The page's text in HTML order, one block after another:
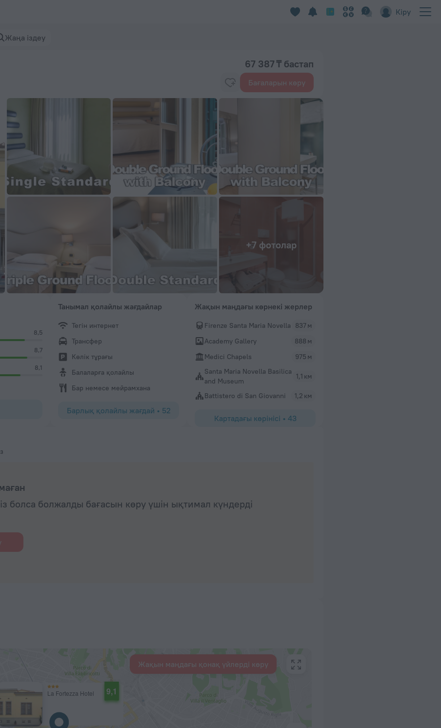
Кіру
Жаңа іздеу
67 387 ₸ бастап
Бағаларын көру
+7 фотолар
8,5
8,7
8,1
Танымал қолайлы жағдайлар
Тегін интернет
Трансфер
Көлік тұрағы
Балаларға қолайлы
Бар немесе мейрамхана
Барлық қолайлы жағдай • 52
Жақын маңдағы көрнекі жерлер
Firenze Santa Maria Novella
837 м
Academy Gallery
888 м
Medici Chapels
975 м
Santa Maria Novella Basilica
and Museum
1,1 км
Battistero di San Giovanni 1,2 км
Картадағы көрінісі • 43
болса болжалды бағасын көру үшін ықтимал күндерді
La Fortezza Hotel 9,1
Жақын маңдағы қонақ үйлерді көру
сайтында брондаңыз